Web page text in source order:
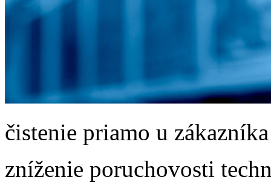
čistenie priamo u zákazníka
zníženie poruchovosti